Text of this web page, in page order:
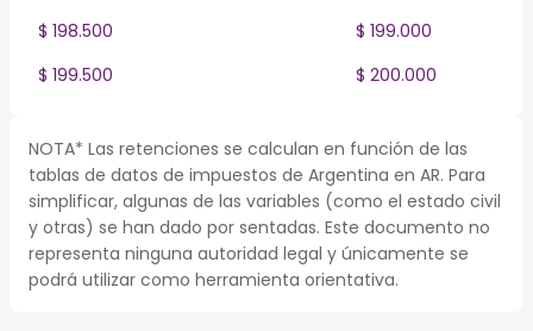
$ 198.500
$ 199.000
$ 199.500
$ 200.000
NOTA* Las retenciones se calculan en función de las
tablas de datos de impuestos de Argentina en AR. Para
simplificar, algunas de las variables (como el estado civil
y otras) se han dado por sentadas. Este documento no
representa ninguna autoridad legal y únicamente se
podrá utilizar como herramienta orientativa.